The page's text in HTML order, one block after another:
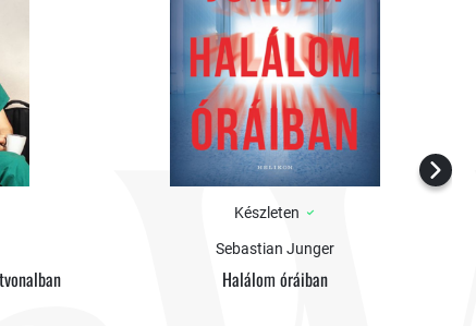
Készleten
Sebastian Junger
Halálom óráiban